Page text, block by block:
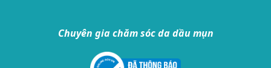
Chuyên gia chăm sóc da dầu mụn